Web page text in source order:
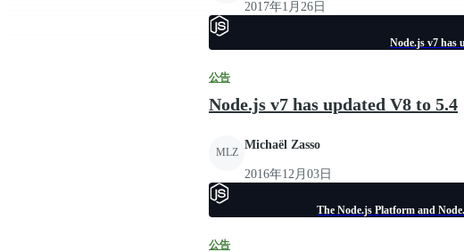
2017年1月26日
Node.js v7 has
公告
Node.js v7 has updated V8 to 5.4
MLZ
Michaël Zasso
2016年12月03日
The Node.js Platform and
公告